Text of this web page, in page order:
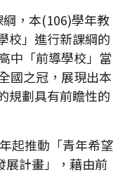
，本(106)學年教
校」進行新課綱的
中「前導學校」當
國之冠，展現出本
規劃具有前瞻性的
起推動「青年希望
計畫」，藉由前